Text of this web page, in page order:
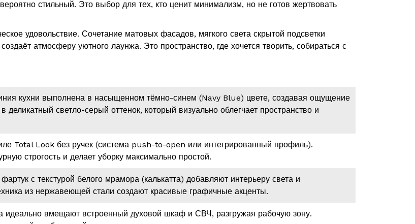
стильный. Это выбор для тех, кто ценит минимализм, но не готов жертвовать
удовольствие. Сочетание матовых фасадов, мягкого света скрытой подсветки
атмосферу уютного лаунжа. Это пространство, где хочется творить, собираться с
кухни выполнена в насыщенном тёмно-синем (Navy Blue) цвете, создавая ощущение
светло-серый оттенок, который визуально облегчает пространство и
Total Look без ручек (система push-to-open или интегрированный профиль).
строгость и делает уборку максимально простой.
с текстурой белого мрамора (калькатта) добавляют интерьеру света и
из нержавеющей стали создают красивые графичные акценты.
идеально вмещают встроенный духовой шкаф и СВЧ, разгружая рабочую зону.